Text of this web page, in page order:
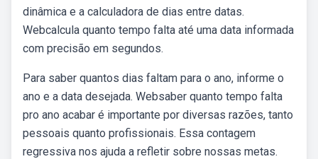
dinâmica e a calculadora de dias entre datas.
Webcalcula quanto tempo falta até uma data informada
com precisão em segundos.
Para saber quantos dias faltam para o ano, informe o
ano e a data desejada. Websaber quanto tempo falta
pro ano acabar é importante por diversas razões, tanto
pessoais quanto profissionais. Essa contagem
regressiva nos ajuda a refletir sobre nossas metas.